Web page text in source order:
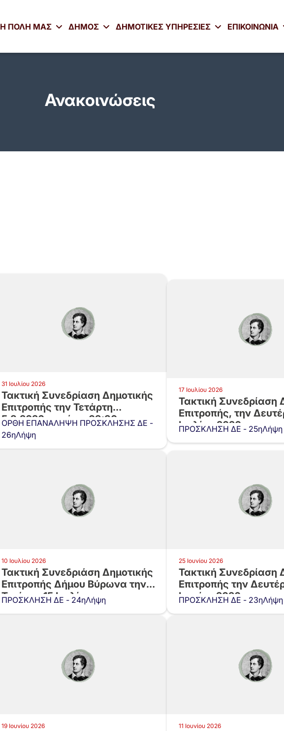
Η ΠΟΛΗ ΜΑΣ ΔΗΜΟΣ ΔΗΜΟΤΙΚΕΣ ΥΠΗΡΕΣΙΕΣ ΕΠΙΚΟΙΝΩΝΙΑ
Ανακοινώσεις
31 Ιουλίου 2026
Τακτική Συνεδρίαση Δημοτικής
Επιτροπής την Τετάρτη
5.8.2026 και ώρα 09:30…
ΟΡΘΗ ΕΠΑΝΑΛΗΨΗ ΠΡΟΣΚΛΗΣΗΣ ΔΕ -
26ηΛήψη
17 Ιουλίου 2026
Τακτική Συνεδρίαση
Επιτροπής, την
Ιουλίου 2026 και…
ΠΡΟΣΚΛΗΣΗ ΔΕ - 25ηΛήψη
10 Ιουλίου 2026
Τακτική Συνεδριάση Δημοτικής
Επιτροπής Δήμου Βύρωνα την
Τετάρτη 15 Ιουλίου…
ΠΡΟΣΚΛΗΣΗ ΔΕ - 24ηΛήψη
25 Ιουνίου 2026
Τακτική Συνεδρίαση
Επιτροπής την
Ιουνίου 2026 και…
ΠΡΟΣΚΛΗΣΗ ΔΕ - 23ηΛήψη
19 Ιουνίου 2026 11 Ιουνίου 2026